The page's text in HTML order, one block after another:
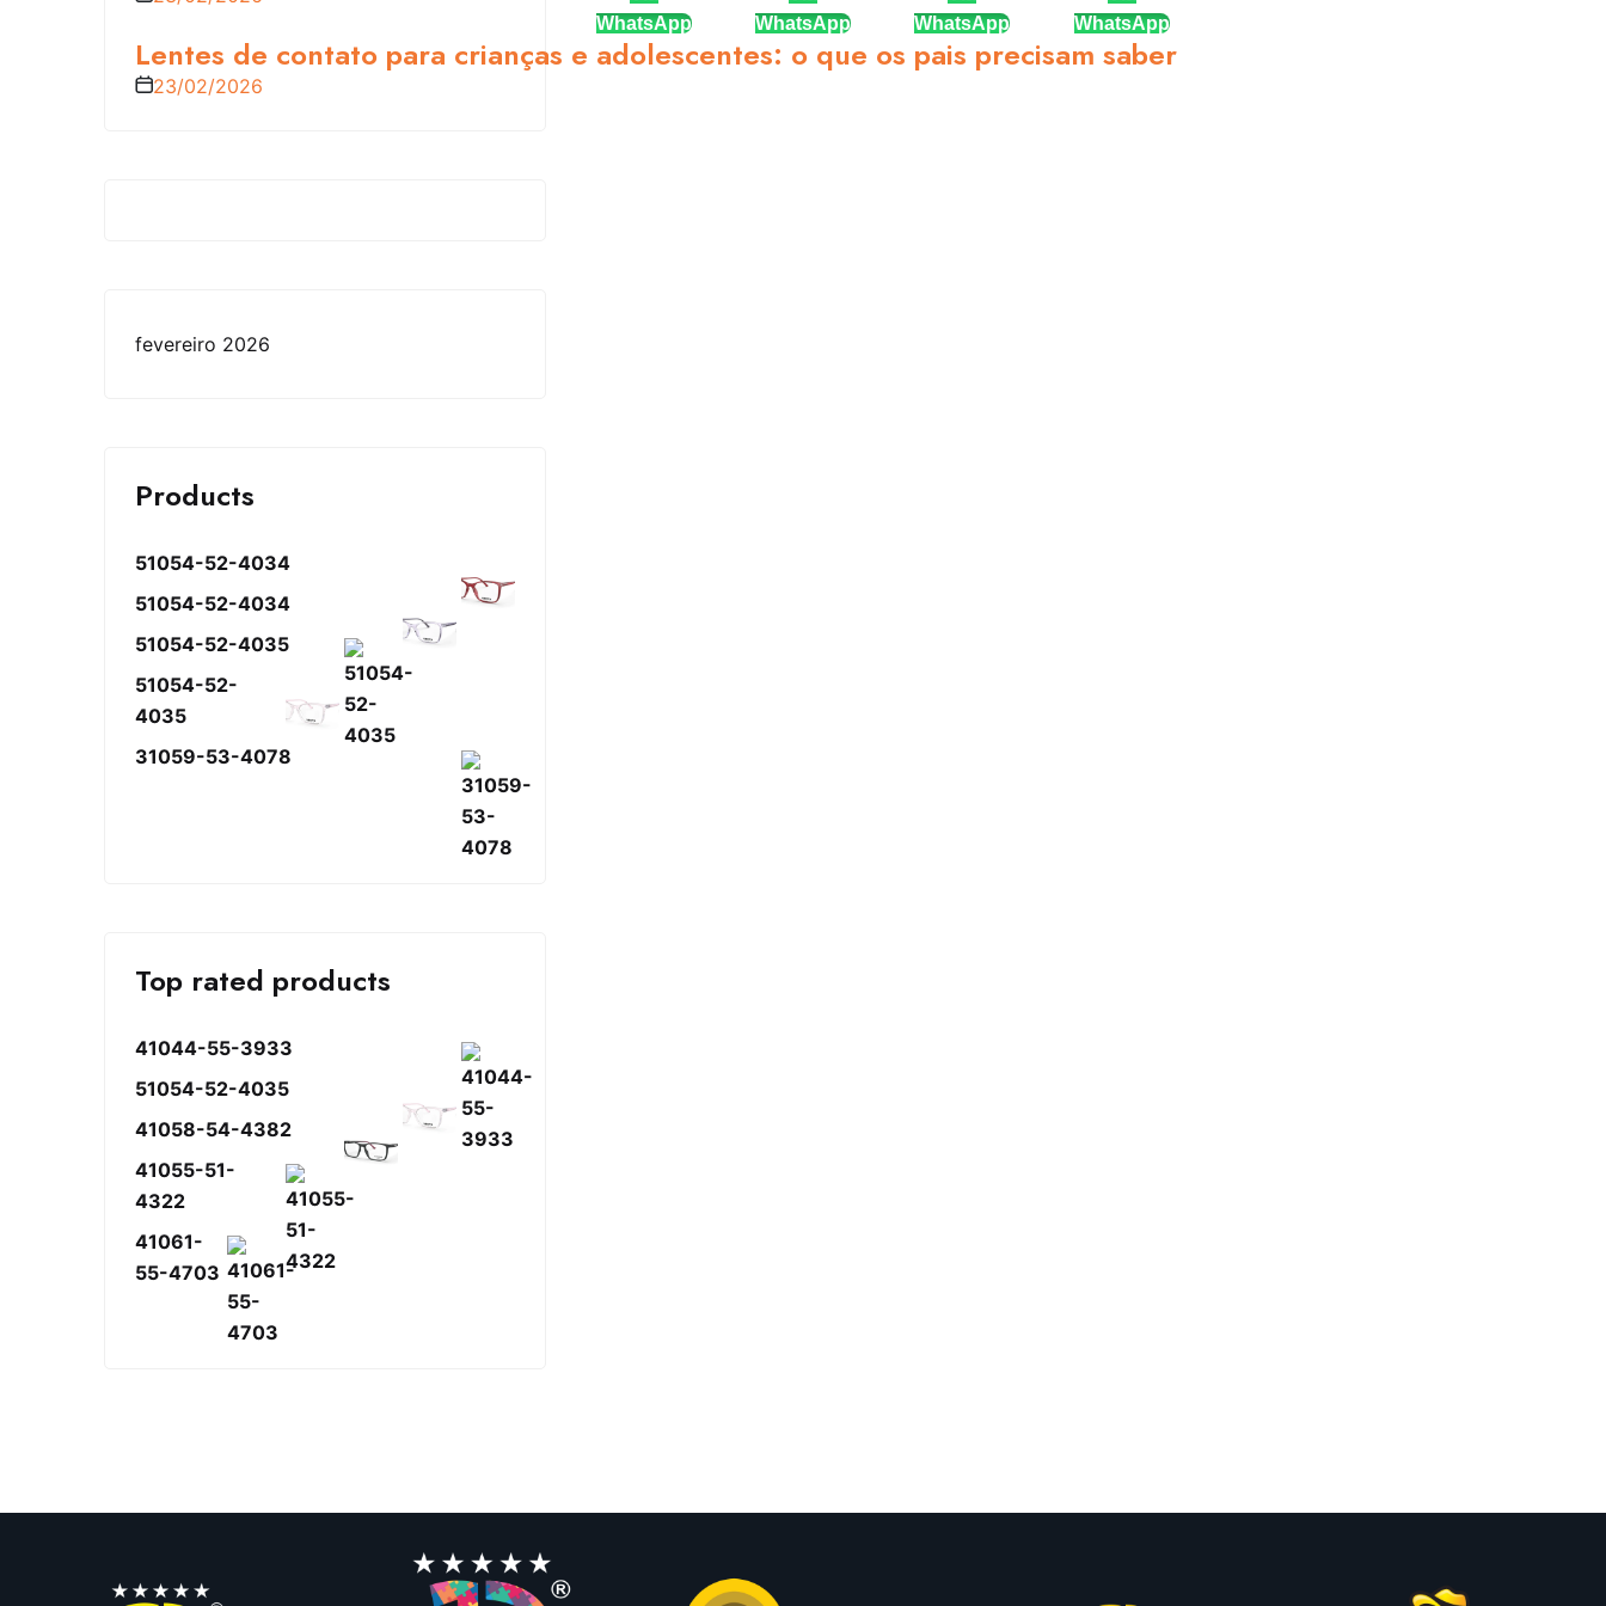
Lentes de contato para crianças e adolescentes: o que os pais precisam saber
23/02/2026
fevereiro 2026
Products
51054-52-4034
51054-52-4034
51054-52-4035
51054-52-
4035
31059-53-4078
Top rated products
41044-55-3933
51054-52-4035
41058-54-4382
41055-51-
4322
41061-
55-4703
WhatsApp
WhatsApp
WhatsApp
WhatsApp